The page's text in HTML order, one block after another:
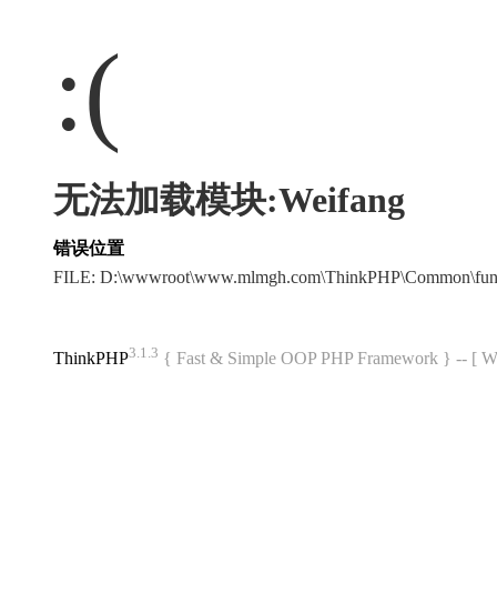
:(
无法加载模块:Weifang
错误位置
FILE:
ThinkPHP3.1.3 { Fast & Simple OOP PHP Framework } -- [